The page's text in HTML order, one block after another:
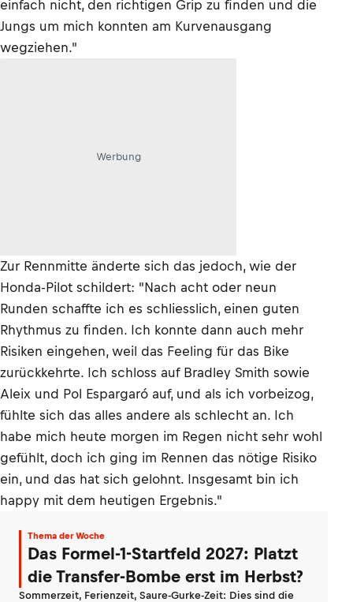
einfach nicht, den richtigen Grip zu finden und die
Jungs um mich konnten am Kurvenausgang
wegziehen."
Werbung
Zur Rennmitte änderte sich das jedoch, wie der
Honda-Pilot schildert: "Nach acht oder neun
Runden schaffte ich es schliesslich, einen guten
Rhythmus zu finden. Ich konnte dann auch mehr
Risiken eingehen, weil das Feeling für das Bike
zurückkehrte. Ich schloss auf Bradley Smith sowie
Aleix und Pol Espargaró auf, und als ich vorbeizog,
fühlte sich das alles andere als schlecht an. Ich
habe mich heute morgen im Regen nicht sehr wohl
gefühlt, doch ich ging im Rennen das nötige Risiko
ein, und das hat sich gelohnt. Insgesamt bin ich
happy mit dem heutigen Ergebnis."
Thema der Woche
Das Formel-1-Startfeld 2027: Platzt
die Transfer-Bombe erst im Herbst?
Sommerzeit, Ferienzeit, Saure-Gurke-Zeit: Dies sind die